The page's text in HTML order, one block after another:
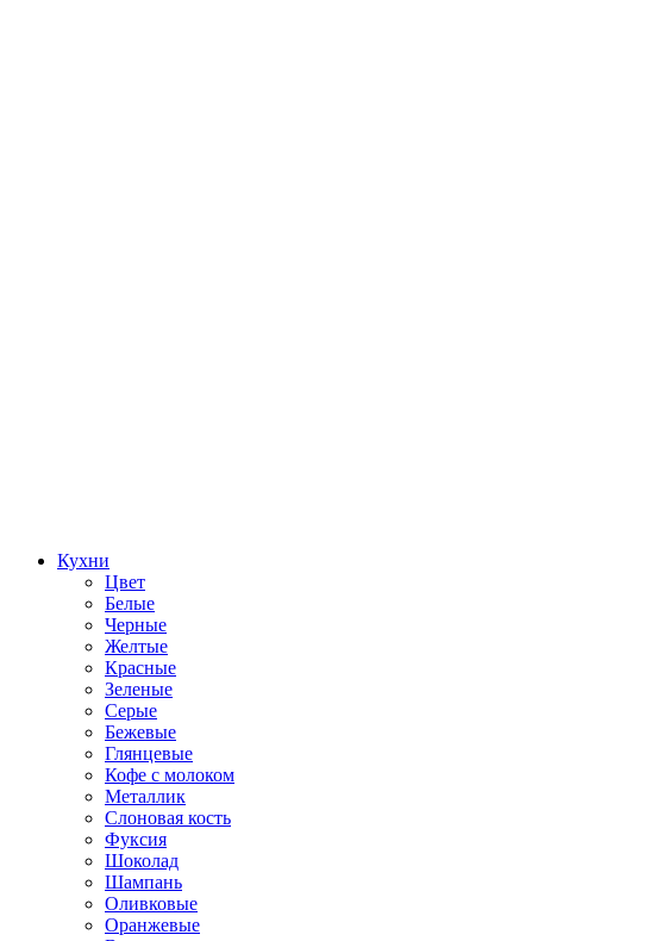
Кухни
Цвет
Белые
Черные
Желтые
Красные
Зеленые
Серые
Бежевые
Глянцевые
Кофе с молоком
Металлик
Слоновая кость
Фуксия
Шоколад
Шампань
Оливковые
Оранжевые